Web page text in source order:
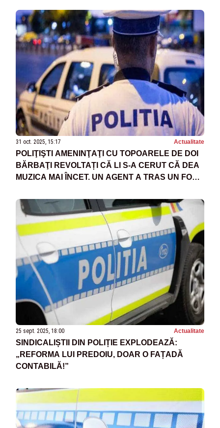
31 oct. 2025, 15:17 Actualitate
POLIŢIŞTI AMENINŢAŢI CU TOPOARELE DE DOI
BĂRBAŢI REVOLTAȚI CĂ LI S-A CERUT CĂ DEA
MUZICA MAI ÎNCET. UN AGENT A TRAS UN FOC
25 sept. 2025, 18:00 Actualitate
SINDICALIȘTII DIN POLIȚIE EXPLODEAZĂ:
„REFORMA LUI PREDOIU, DOAR O FAȚADĂ
CONTABILĂ!”